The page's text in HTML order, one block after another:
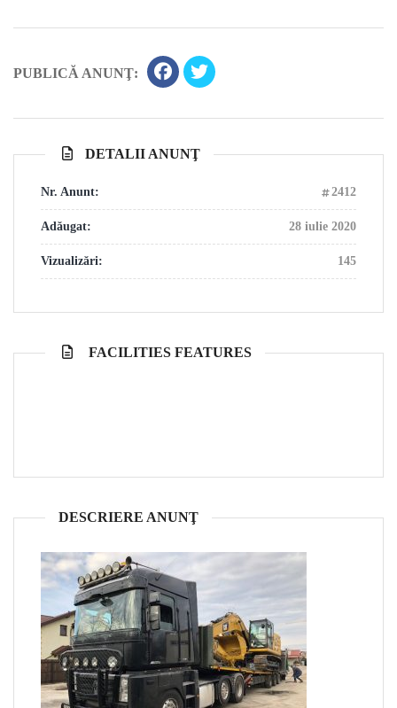
PUBLICĂ ANUNŢ:
DETALII ANUNŢ
Nr. Anunt: 2412
Adăugat: 28 iulie 2020
Vizualizări: 145
FACILITIES FEATURES
DESCRIERE ANUNŢ